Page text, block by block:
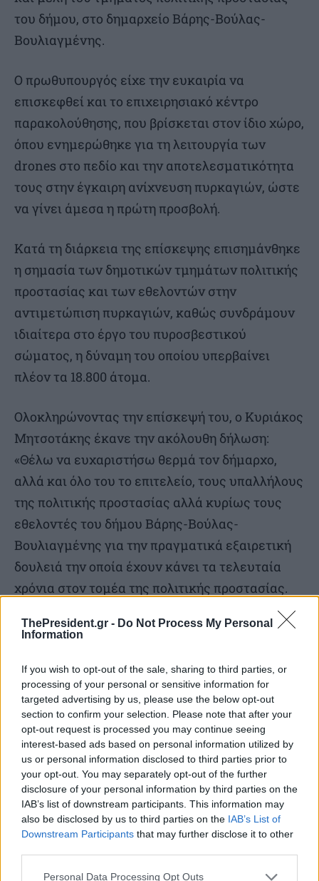
ThePresident.gr - Do Not Process My Personal
Information
If you wish to opt-out of the sale, sharing to third parties, or
processing of your personal or sensitive information for
targeted advertising by us, please use the below opt-out
section to confirm your selection. Please note that after your
opt-out request is processed you may continue seeing
interest-based ads based on personal information utilized by
us or personal information disclosed to third parties prior to
your opt-out. You may separately opt-out of the further
disclosure of your personal information by third parties on the
IAB’s list of downstream participants. This information may
also be disclosed by us to third parties on the IAB’s List of
Downstream Participants that may further disclose it to other
Personal Data Processing Opt Outs
του δήμου, στο δημαρχείο Βάρης-Βούλας-
Βουλιαγμένης.
Ο πρωθυπουργός είχε την ευκαιρία να
επισκεφθεί και το επιχειρησιακό κέντρο
παρακολούθησης, που βρίσκεται στον ίδιο χώρο,
όπου ενημερώθηκε για τη λειτουργία των
drones στο πεδίο και την αποτελεσματικότητα
τους στην έγκαιρη ανίχνευση πυρκαγιών, ώστε
να γίνει άμεσα η πρώτη προσβολή.
Κατά τη διάρκεια της επίσκεψης επισημάνθηκε
η σημασία των δημοτικών τμημάτων πολιτικής
προστασίας και των εθελοντών στην
αντιμετώπιση πυρκαγιών, καθώς συνδράμουν
ιδιαίτερα στο έργο του πυροσβεστικού
σώματος, η δύναμη του οποίου υπερβαίνει
πλέον τα 18.800 άτομα.
Ολοκληρώνοντας την επίσκεψή του, ο Κυριάκος
Μητσοτάκης έκανε την ακόλουθη δήλωση:
«Θέλω να ευχαριστήσω θερμά τον δήμαρχο,
αλλά και όλο του το επιτελείο, τους υπαλλήλους
της πολιτικής προστασίας αλλά κυρίως τους
εθελοντές του δήμου Βάρης-Βούλας-
Βουλιαγμένης για την πραγματικά εξαιρετική
δουλειά την οποία έχουν κάνει τα τελευταία
χρόνια στον τομέα της πολιτικής προστασίας.
Ο δήμαρχος ήταν ο πρώτος ο οποίος
εναέριας επιτήρησης με drones, για να μπορεί
να παρακολουθεί 24 ώρες το εικοσιτετράωρο τι
γίνεται στον Υμηττό και στα όρια του Δήμου
του.
Πρέπει να πω ότι είναι αυτός ο οποίος μας
άνοιξε και τα μάτια στην πολιτική προστασία,
έτσι ώστε σήμερα να έχουμε 130 τέτοια
συστήματα ανεπτυγμένα σε όλη τη χώρα, τα
οποία κάνουν τεράστια διαφορά ως προς τον